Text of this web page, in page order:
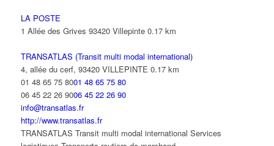
LA POSTE
1 Allée des Grives 93420 Villepinte 0.17 km
TRANSATLAS (Transit multi modal international)
4, allée du cerf, 93420 VILLEPINTE 0.17 km
01 48 65 75 8001 48 65 75 80
06 45 22 26 9006 45 22 26 90
info@transatlas.fr
http://www.transatlas.fr
TRANSATLAS Transit multi modal international Services